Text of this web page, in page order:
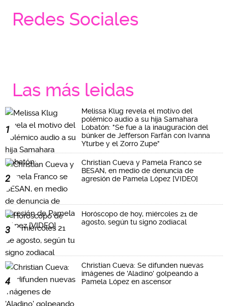
Redes Sociales
Las más leidas
1
Melissa Klug revela el motivo del
polémico audio a su hija Samahara
Lobatón: "Se fue a la inauguración del
búnker de Jefferson Farfán con Ivanna
Yturbe y el Zorro Zupe"
2
Christian Cueva y Pamela Franco se
BESAN, en medio de denuncia de
agresión de Pamela López [VIDEO]
3
Horóscopo de hoy, miércoles 21 de
agosto, según tu signo zodiacal
4
Christian Cueva: Se difunden nuevas
imágenes de 'Aladino' golpeando a
Pamela López en ascensor